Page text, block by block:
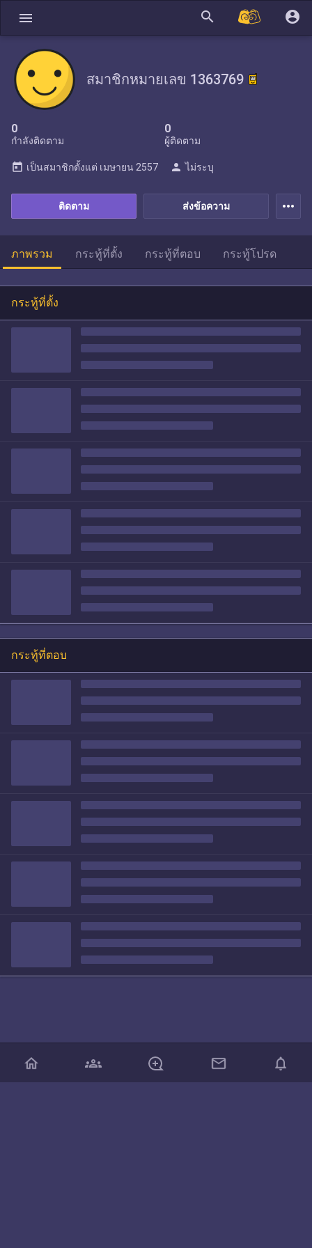
menu search account_circle
สมาชิกหมายเลข 1363769
0
กำลังติดตาม
0
ผู้ติดตาม
ส่งข้อความ
ติดตาม
today เป็นสมาชิกตั้งแต่ เมษายน 2557 person ไม่ระบุ
more_horiz
ภาพรวม กระทู้ที่ตั้ง กระทู้ที่ตอบ กระทู้โปรด
กระทู้ที่ตั้ง
กระทู้ที่ตอบ